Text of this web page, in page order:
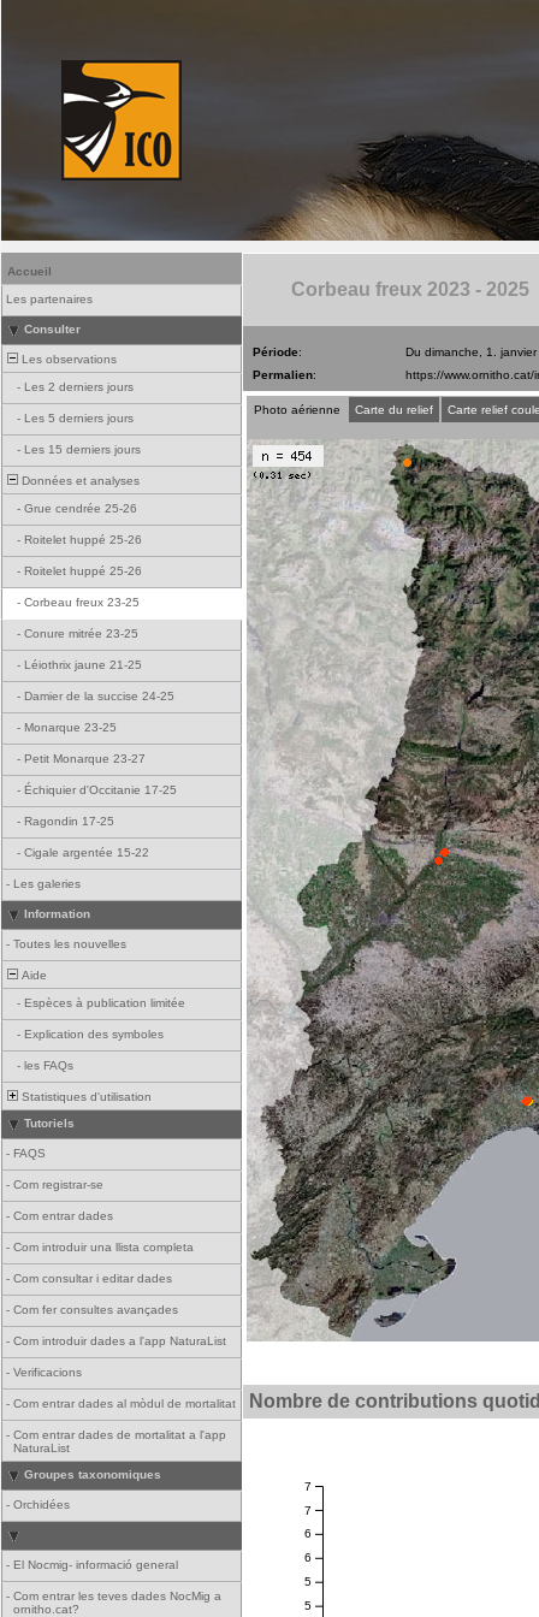
Accueil
Les partenaires
Consulter
Les observations
- Les 2 derniers jours
- Les 5 derniers jours
- Les 15 derniers jours
Données et analyses
- Grue cendrée 25-26
- Roitelet huppé 25-26
- Roitelet huppé 25-26
- Corbeau freux 23-25
- Conure mitrée 23-25
- Léiothrix jaune 21-25
- Damier de la succise 24-25
- Monarque 23-25
- Petit Monarque 23-27
- Échiquier d'Occitanie 17-25
- Ragondin 17-25
- Cigale argentée 15-22
- Les galeries
Information
- Toutes les nouvelles
Aide
- Espèces à publication limitée
- Explication des symboles
- les FAQs
Statistiques d'utilisation
Tutoriels
- FAQS
- Com registrar-se
- Com entrar dades
- Com introduir una llista completa
- Com consultar i editar dades
- Com fer consultes avançades
- Com introduir dades a l'app NaturaList
- Verificacions
- Com entrar dades al mòdul de mortalitat
- Com entrar dades de mortalitat a l'app
NaturaList
Groupes taxonomiques
- Orchidées
- El Nocmig- informació general
- Com entrar les teves dades NocMig a
ornitho.cat?
Corbeau freux 2023 - 2025
Période:
Du dimanche, 1.
Permalien:
Photo aérienne Carte du relief Carte relief
Nombre de contributions
5
5
6
6
7
7